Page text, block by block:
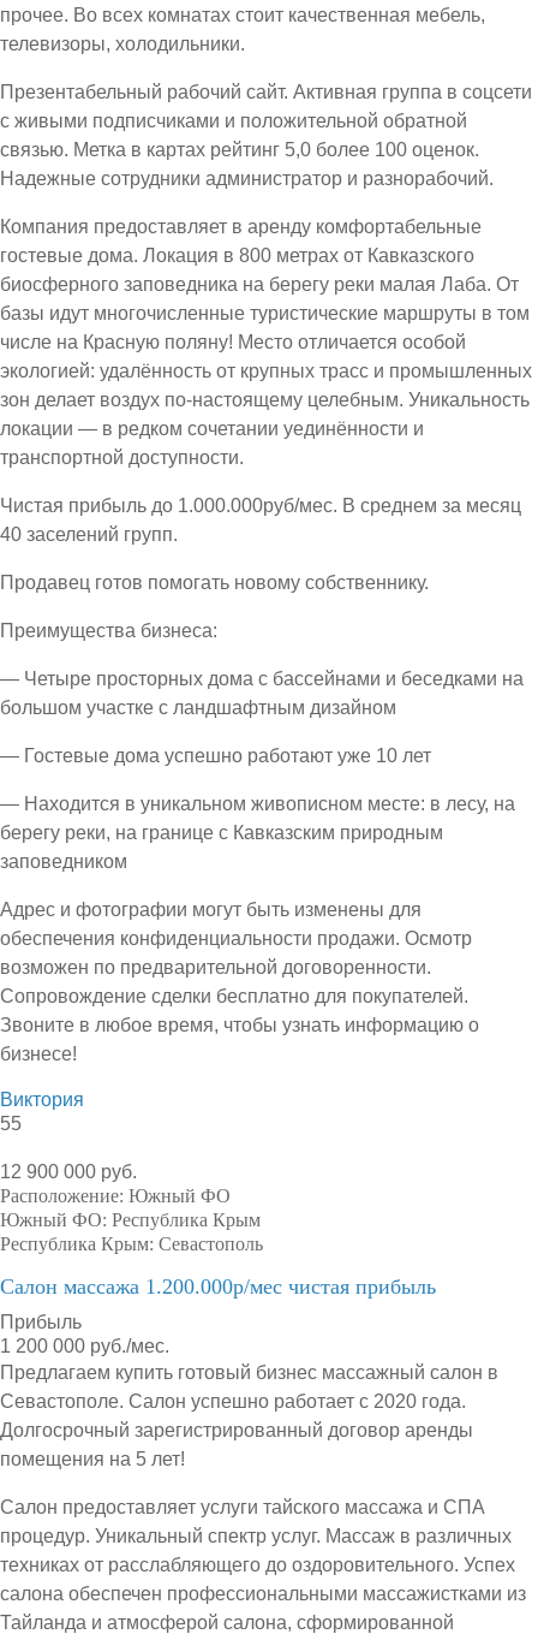
прочее. Во всех комнатах стоит качественная мебель,
телевизоры, холодильники.
Презентабельный рабочий сайт. Активная группа в соцсети
с живыми подписчиками и положительной обратной
связью. Метка в картах рейтинг 5,0 более 100 оценок.
Надежные сотрудники администратор и разнорабочий.
Компания предоставляет в аренду комфортабельные
гостевые дома. Локация в 800 метрах от Кавказского
биосферного заповедника на берегу реки малая Лаба. От
базы идут многочисленные туристические маршруты в том
числе на Красную поляну! Место отличается особой
экологией: удалённость от крупных трасс и промышленных
зон делает воздух по-настоящему целебным. Уникальность
локации — в редком сочетании уединённости и
транспортной доступности.
Чистая прибыль до 1.000.000руб/мес. В среднем за месяц
40 заселений групп.
Продавец готов помогать новому собственнику.
Преимущества бизнеса:
— Четыре просторных дома с бассейнами и беседками на
большом участке с ландшафтным дизайном
— Гостевые дома успешно работают уже 10 лет
— Находится в уникальном живописном месте: в лесу, на
берегу реки, на границе с Кавказским природным
заповедником
Адрес и фотографии могут быть изменены для
обеспечения конфиденциальности продажи. Осмотр
возможен по предварительной договоренности.
Сопровождение сделки бесплатно для покупателей.
Звоните в любое время, чтобы узнать информацию о
бизнесе!
Виктория
55
12 900 000 руб.
Расположение: Южный ФО
Южный ФО: Республика Крым
Республика Крым: Севастополь
Салон массажа 1.200.000р/мес чистая прибыль
Прибыль
1 200 000 руб./мес.
Предлагаем купить готовый бизнес массажный салон в
Севастополе. Салон успешно работает с 2020 года.
Долгосрочный зарегистрированный договор аренды
помещения на 5 лет!
Салон предоставляет услуги тайского массажа и СПА
процедур. Уникальный спектр услуг. Массаж в различных
техниках от расслабляющего до оздоровительного. Успех
салона обеспечен профессиональными массажистками из
Тайланда и атмосферой салона, сформированной